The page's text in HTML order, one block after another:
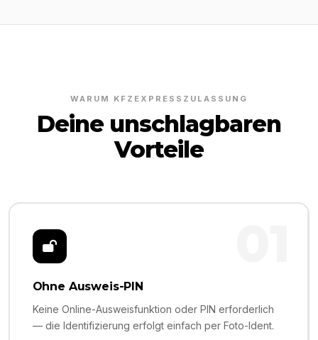
WARUM KFZEXPRESSZULASSUNG
Deine unschlagbaren
Vorteile
Ohne Ausweis-PIN
Keine Online-Ausweisfunktion oder PIN erforderlich
— die Identifizierung erfolgt einfach per Foto-Ident.